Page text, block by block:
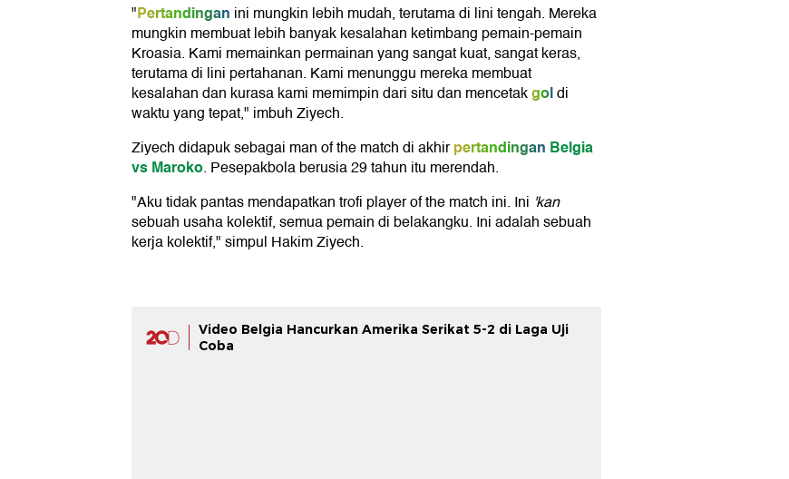
"Pertandingan ini mungkin lebih mudah, terutama di lini tengah. Mereka
mungkin membuat lebih banyak kesalahan ketimbang pemain-pemain
Kroasia. Kami memainkan permainan yang sangat kuat, sangat keras,
terutama di lini pertahanan. Kami menunggu mereka membuat
kesalahan dan kurasa kami memimpin dari situ dan mencetakgoldi
waktu yang tepat," imbuh Ziyech.
Ziyech didapuk sebagai man of the match di akhirpertandingan Belgia
vs Maroko. Pesepakbola berusia 29 tahun itu merendah.
"Aku tidak pantas mendapatkan trofi player of the match ini. Ini 'kan
sebuah usaha kolektif, semua pemain di belakangku. Ini adalah sebuah
kerja kolektif," simpul Hakim Ziyech.
Video Belgia Hancurkan Amerika Serikat 5-2 di Laga Uji
Coba